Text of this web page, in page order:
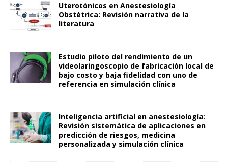
Uterotónicos en Anestesiología
Obstétrica: Revisión narrativa de la
literatura
Estudio piloto del rendimiento de un
videolaringoscopio de fabricación local de
bajo costo y baja fidelidad con uno de
referencia en simulación clínica
Inteligencia artificial en anestesiología:
Revisión sistemática de aplicaciones en
predicción de riesgos, medicina
personalizada y simulación clínica